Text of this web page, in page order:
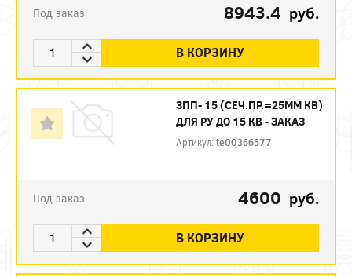
Под заказ 8943.4 руб.
В КОРЗИНУ
ЗПП- 15 (СЕЧ.ПР.=25ММ КВ)
ДЛЯ РУ ДО 15 КВ - ЗАКАЗ
Артикул:te00366577
Под заказ 4600 руб.
В КОРЗИНУ